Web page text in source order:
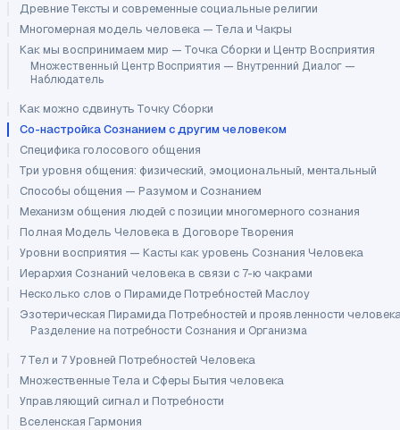
Древние Тексты и современные социальные религии
Многомерная модель человека — Тела и Чакры
Как мы воспринимаем мир — Точка Сборки и Центр Восприятия
Множественный Центр Восприятия — Внутренний Диалог —
Наблюдатель
Как можно сдвинуть Точку Сборки
Со-настройка Сознанием с другим человеком
Специфика голосового общения
Три уровня общения: физический, эмоциональный, ментальный
Способы общения — Разумом и Сознанием
Механизм общения людей с позиции многомерного сознания
Полная Модель Человека в Договоре Творения
Уровни восприятия — Касты как уровень Сознания Человека
Иерархия Сознаний человека в связи с 7-ю чакрами
Несколько слов о Пирамиде Потребностей Маслоу
Эзотерическая Пирамида Потребностей и проявленности
Разделение на потребности Сознания и Организма
7 Тел и 7 Уровней Потребностей Человека
Множественные Тела и Сферы Бытия человека
Управляющий сигнал и Потребности
Вселенская Гармония